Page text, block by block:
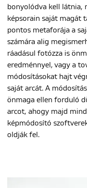
bonyolódva kell látnia,
képsorain saját magát
pontos metaforája a
számára alig
ráadásul fotózza is
eredménnyel, vagy a
módosításokat hajt
saját arcát. A
önmaga ellen forduló
arcot, ahogy majd
képmódosító
oldják fel.